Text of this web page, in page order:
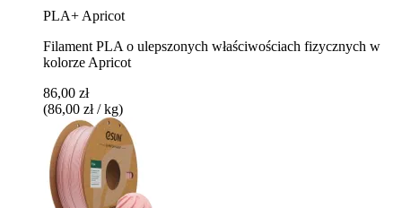
PLA+ Apricot
Filament PLA o ulepszonych właściwościach fizycznych w
kolorze Apricot
86,00 zł
(86,00 zł / kg)